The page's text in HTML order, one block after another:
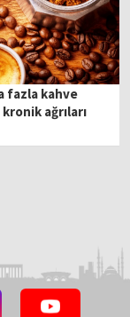
fazla kahve
ağrıları